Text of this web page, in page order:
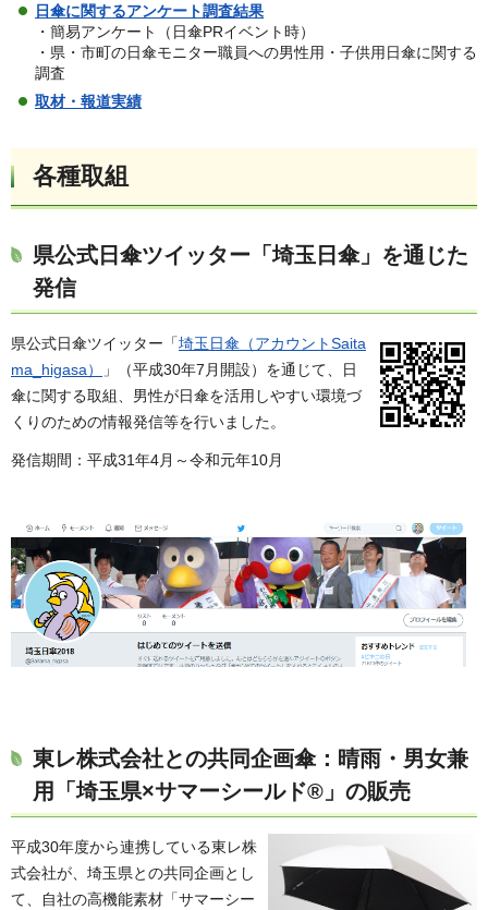
日傘に関するアンケート調査結果
・簡易アンケート（日傘PRイベント時）
・県・市町の日傘モニター職員への男性用・子供用日傘に関する
調査
取材・報道実績
各種取組
県公式日傘ツイッター「埼玉日傘」を通じた
発信
県公式日傘ツイッター「埼玉日傘（アカウントSaita
ma_higasa）
」（平成30年7月開設）を通じて、日
傘に関する取組、男性が日傘を活用しやすい環境づ
くりのための情報発信等を行いました。
発信期間：平成31年4月～令和元年10月
東レ株式会社との共同企画傘：晴雨・男女兼
用「埼玉県×サマーシールド®」の販売
平成30年度から連携している東レ株
式会社が、埼玉県との共同企画とし
て、自社の高機能素材「サマーシー